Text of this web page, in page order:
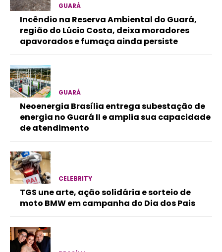
GUARÁ
Incêndio na Reserva Ambiental do Guará,
região do Lúcio Costa, deixa moradores
apavorados e fumaça ainda persiste
GUARÁ
Neoenergia Brasília entrega subestação de
energia no Guará II e amplia sua capacidade
de atendimento
CELEBRITY
TGS une arte, ação solidária e sorteio de
moto BMW em campanha do Dia dos Pais